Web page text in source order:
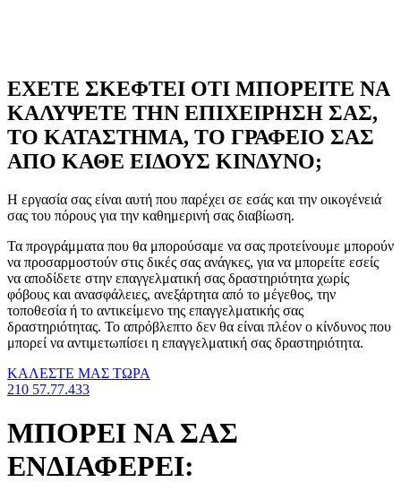
ΕΧΕΤΕ ΣΚΕΦΤΕΙ ΟΤΙ ΜΠΟΡΕΙΤΕ ΝΑ
ΚΑΛΥΨΕΤΕ ΤΗΝ ΕΠΙΧΕΙΡΗΣΗ ΣΑΣ,
ΤΟ ΚΑΤΑΣΤΗΜΑ, ΤΟ ΓΡΑΦΕΙΟ ΣΑΣ
ΑΠΟ ΚΑΘΕ ΕΙΔΟΥΣ ΚΙΝΔΥΝΟ;
Η εργασία σας είναι αυτή που παρέχει σε εσάς και την οικογένειά
σας του πόρους για την καθημερινή σας διαβίωση.
Τα προγράμματα που θα μπορούσαμε να σας προτείνουμε μπορούν
να προσαρμοστούν στις δικές σας ανάγκες, για να μπορείτε εσείς
να αποδίδετε στην επαγγελματική σας δραστηριότητα χωρίς
φόβους και ανασφάλειες, ανεξάρτητα από το μέγεθος, την
τοποθεσία ή το αντικείμενο της επαγγελματικής σας
δραστηριότητας. Το απρόβλεπτο δεν θα είναι πλέον ο κίνδυνος που
μπορεί να αντιμετωπίσει η επαγγελματική σας δραστηριότητα.
ΚΑΛΕΣΤΕ ΜΑΣ ΤΩΡΑ
210 57.77.433
ΜΠΟΡΕΙ ΝΑ ΣΑΣ
ΕΝΔΙΑΦΕΡΕΙ: